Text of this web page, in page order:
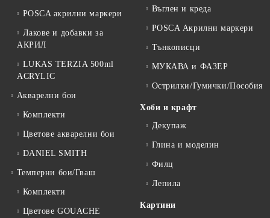
POSCA акрилни маркери
Лакове и добавки за
АКРИЛ
LUKAS TERZIA 500ml
ACRYLIC
Акварелни бои
Комплекти
Цветове акварелни бои
DANIEL SMITH
Темперни бои/Гваш
Комплекти
Цветове GOUACHE
Въглен и креда
POSCA Акрилни маркери
Тънкописци
МУКАВА и ФАЗЕР
Острилки/Гумички/Пособия
Хоби и крафт
Декупаж
Глина и моделин
Филц
Лепила
Картини